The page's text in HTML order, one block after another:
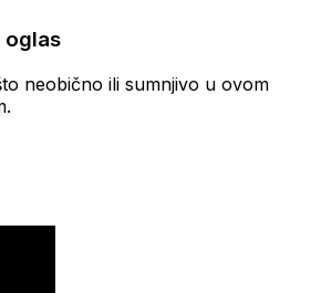
oglas
neobično ili sumnjivo u ovom